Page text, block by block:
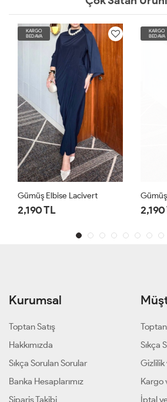
KARGO
BEDAVA
Gümüş Elbise Lacivert
2,190 TL
KARGO
BEDAVA
2,190
Kurumsal
Toptan Satış
Hakkımızda
Sıkça Sorulan Sorular
Banka Hesaplarımız
Sipariş Takibi
Toptan
Sıkça
Gizlilik
Kargo
İptal